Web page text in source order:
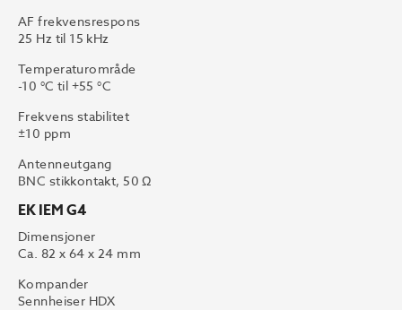
AF frekvensrespons
25 Hz til 15 kHz
Temperaturområde
-10 °C til +55 °C
Frekvens stabilitet
±10 ppm
Antenneutgang
BNC stikkontakt, 50 Ω
EK IEM G4
Dimensjoner
Ca. 82 x 64 x 24 mm
Kompander
Sennheiser HDX